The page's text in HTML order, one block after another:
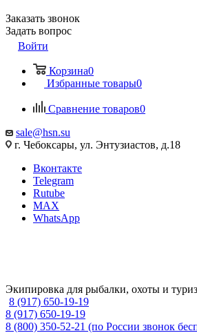
Заказать звонок
Задать вопрос
Войти
Корзина0
Избранные товары0
Сравнение товаров0
sale@hsn.su
г. Чебоксары, ул. Энтузиастов, д.18
Вконтакте
Telegram
Rutube
MAX
WhatsApp
Экипировка для рыбалки, охоты и
8 (917) 650-19-19
8 (917) 650-19-19
8 (800) 350-52-21 (по России звонок